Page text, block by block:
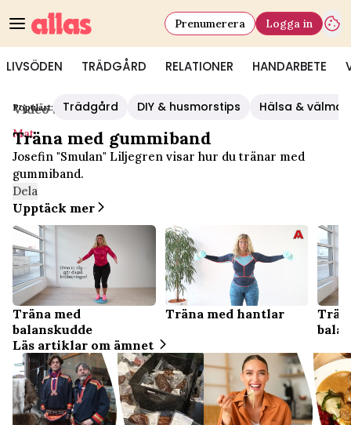
LIVSÖDEN TRÄDGÅRD RELATIONER HANDARBETE
Prenumerera Logga in
Populärt: Trädgård DIY & husmorstips Hälsa &
Video Start/Mat
Mat
Träna med gummiband
Josefin "Smulan" Liljegren visar hur du tränar med
gummiband.
Dela
Upptäck mer
Träna med
balanskudde
Träna med hantlar
Läs artiklar om ämnet